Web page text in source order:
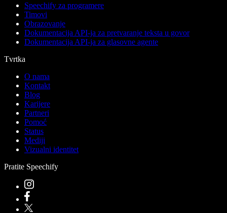
Speechify za programere
Timovi
Obrazovanje
Dokumentacija API-ja za pretvaranje teksta u govor
Dokumentacija API-ja za glasovne agente
Tvrtka
O nama
Kontakt
Blog
Karijere
Partneri
Pomoć
Status
Mediji
Vizualni identitet
Pratite Speechify